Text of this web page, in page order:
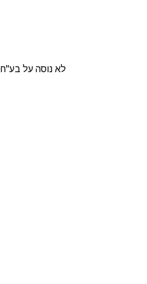
לא נוסה על בע"ח